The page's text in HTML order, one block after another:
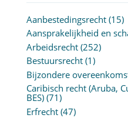
Aanbestedingsrecht(15)
Aansprakelijkheid en
Arbeidsrecht(252)
Bestuursrecht(1)
Bijzondere
Caribisch recht (Aruba,
BES)(71)
Erfrecht(47)